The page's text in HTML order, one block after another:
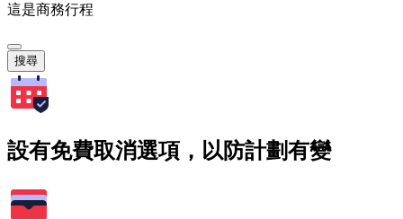
這是商務行程
搜尋
設有免費取消選項，以防計劃有變